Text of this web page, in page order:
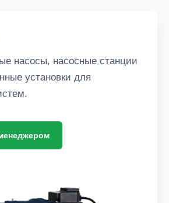
насосы, насосные станции
установки для